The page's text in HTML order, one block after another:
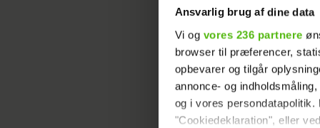
Ansvarlig brug af dine data
Vi og vores 236 partnere
browser til præferencer,
opbevarer og tilgår
annonce- og
og i vores
"Cookiedeklaration", eller
Senere
komme
Nu er
sine